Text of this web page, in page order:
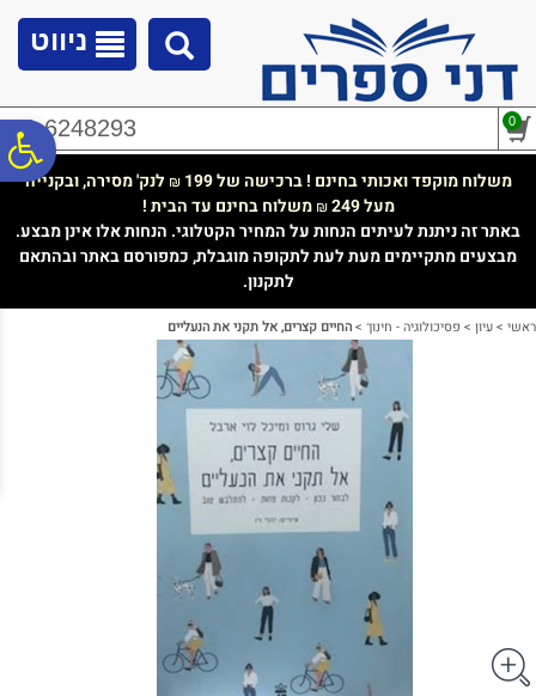
נגישות
ניווט
02-6248293 0
משלוח מוקפד ואכותי בחינם ! ברכישה של 199 ₪ לנק' מסירה, ובקנייה
מעל 249
₪משלוח בחינם עד הבית !
באתר זה ניתנת לעיתים הנחות על המחיר הקטלוגי. הנחות אלו אינן מבצע.
מבצעים מתקיימים מעת לעת לתקופה מוגבלת, כמפורסם באתר ובהתאם
לתקנון.
ראשי >עיון > פסיכולוגיה - חינוך >החיים קצרים, אל תקני את הנעליים